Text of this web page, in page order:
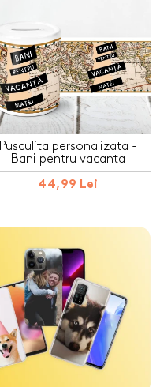
Pusculita personalizata -
Bani pentru vacanta
44,99 Lei